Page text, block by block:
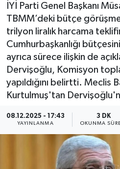
İYİ Parti Genel Başkanı
TBMM’deki bütçe
trilyon liralık harcama
Cumhurbaşkanlığı
ayrıca sürece ilişkin de
Dervişoğlu, Komisyon
yapıldığını belirtti. Meclis
Kurtulmuş'tan
08.12.2025 - 17:43
YAYINLANMA
3 DK
OKUNMA
Haber Arşivi